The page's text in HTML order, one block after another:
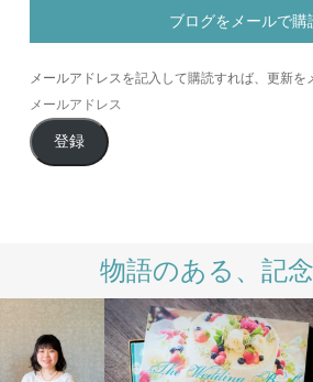
ブログをメールで購
メールアドレスを記入して購読すれば、更新を
メ
ー
ル
登録
物語のある、記念